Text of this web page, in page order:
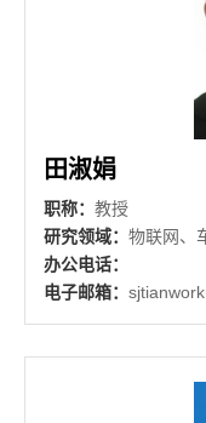
田淑娟
职称： 教授
研究领域： 物联网、
办公电话：
电子邮箱：